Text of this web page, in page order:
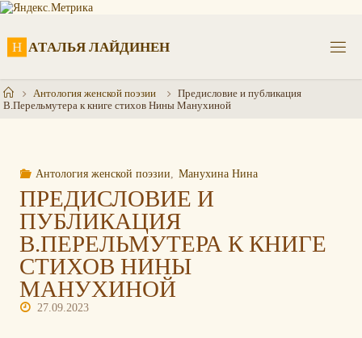
Перейти
Н АТАЛЬЯ ЛАЙДИНЕН
ГлавнаяАнтология женской поэзии
Предисловие и публикация
В.Перельмутера к книге стихов Нины Манухиной
Антология женской поэзии Манухина Нина
ПРЕДИСЛОВИЕ И
ПУБЛИКАЦИЯ
В.ПЕРЕЛЬМУТЕРА К КНИГЕ
СТИХОВ НИНЫ
МАНУХИНОЙ
27.09.2023